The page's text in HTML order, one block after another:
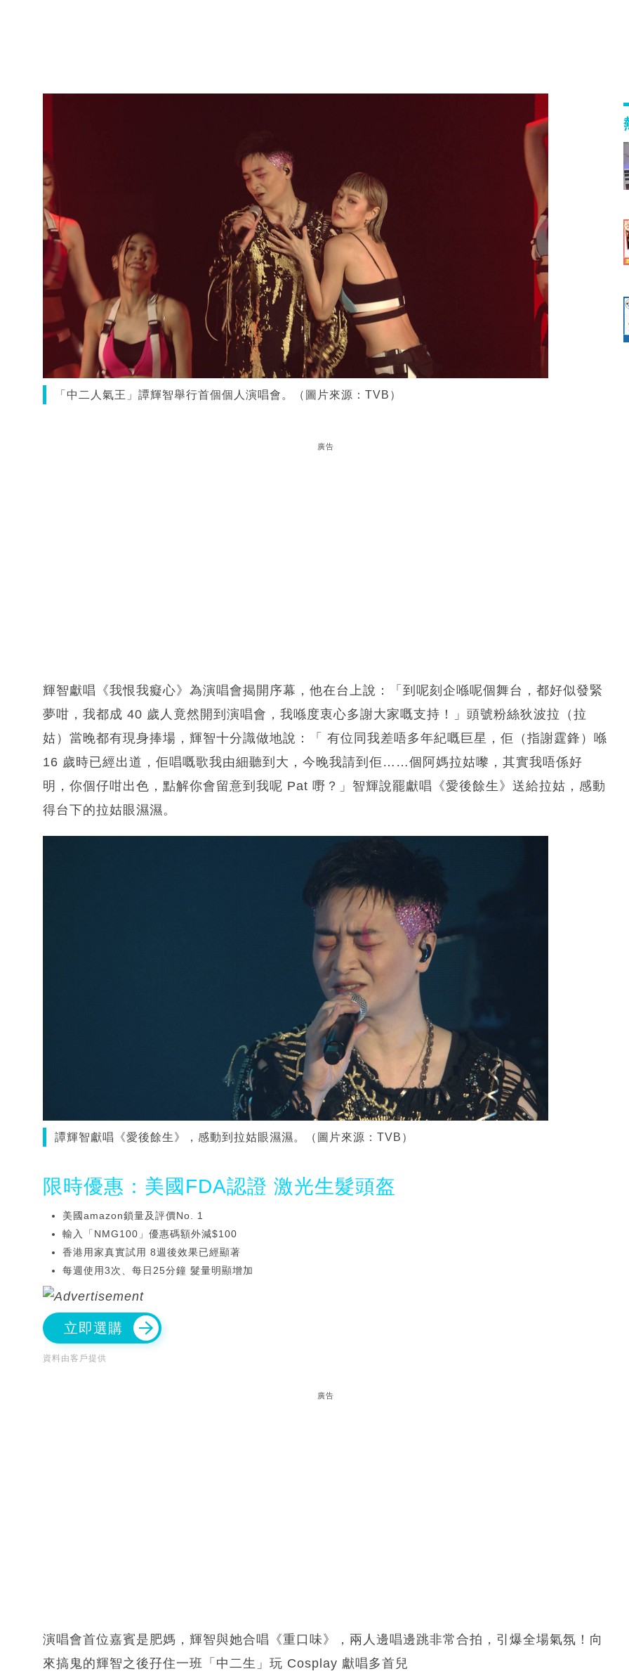
「中二人氣王」譚輝智舉行首個個人演唱會。（圖片來源：TVB）
廣告
輝智獻唱《我恨我癡心》為演唱會揭開序幕，他在台上說：「到呢刻企喺呢個舞台，都好似發緊
夢咁，我都成 40 歲人竟然開到演唱會，我喺度衷心多謝大家嘅支持！」頭號粉絲狄波拉（拉
姑）當晚都有現身捧場，輝智十分識做地說：「 有位同我差唔多年紀嘅巨星，佢（指謝霆鋒）喺
16 歲時已經出道，佢唱嘅歌我由細聽到大，今晚我請到佢……個阿媽拉姑嚟，其實我唔係好
明，你個仔咁出色，點解你會留意到我呢 Pat 嘢？」智輝說罷獻唱《愛後餘生》送給拉姑，感動
得台下的拉姑眼濕濕。
譚輝智獻唱《愛後餘生》，感動到拉姑眼濕濕。（圖片來源：TVB）
限時優惠：美國FDA認證 激光生髮頭盔
美國amazon鎖量及評價No. 1
輸入「NMG100」優惠碼額外減$100
香港用家真實試用 8週後效果已經顯著
每週使用3次、每日25分鐘 髮量明顯增加
立即選購
資料由客戶提供
廣告
演唱會首位嘉賓是肥媽，輝智與她合唱《重口味》，兩人邊唱邊跳非常合拍，引爆全場氣氛！向
來搞鬼的輝智之後孖住一班「中二生」玩 Cosplay 獻唱多首兒